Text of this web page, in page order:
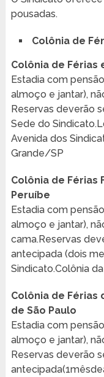
pousadas.
Colônia de
Colônia de Férias
Estadia com
almoço e jantar),
Reservas deverão
Sede do
Avenida dos
Grande/SP
Colônia de Férias
Peruíbe
Estadia com
almoço e jantar),
cama.Reservas
antecipada (dois
Sindicato.Colônia
Colônia de Férias
de São Paulo
Estadia com
almoço e jantar),
Reservas deverão